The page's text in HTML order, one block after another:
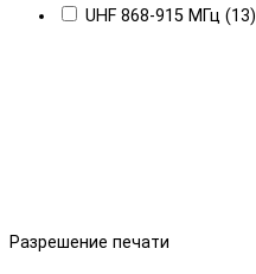
UHF 868-915 МГц (13)
Разрешение печати